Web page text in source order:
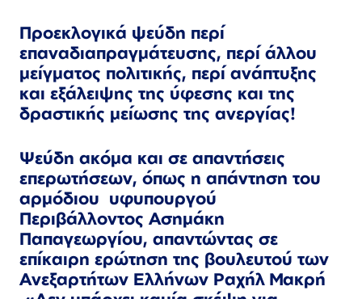
Προεκλογικά ψεύδη περί
επαναδιαπραγμάτευσης, περί άλλου
μείγματος πολιτικής, περί ανάπτυξης
και εξάλειψης της ύφεσης και της
δραστικής μείωσης της ανεργίας!
Ψεύδη ακόμα και σε απαντήσεις
επερωτήσεων, όπως η απάντηση του
αρμόδιου υφυπουργού
Περιβάλλοντος Ασημάκη
Παπαγεωργίου, απαντώντας σε
επίκαιρη ερώτηση της βουλευτού των
Ανεξαρτήτων Ελλήνων Ραχήλ Μακρή